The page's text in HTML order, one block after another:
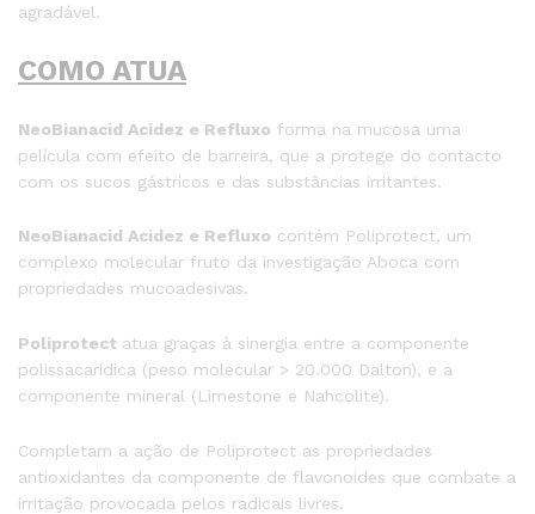
agradável.
COMO ATUA
NeoBianacid Acidez e Refluxo forma na mucosa uma
película com efeito de barreira, que a protege do contacto
com os sucos gástricos e das substâncias irritantes.
NeoBianacid Acidez e Refluxo contém Poliprotect, um
complexo molecular fruto da investigação Aboca com
propriedades mucoadesivas.
Poliprotect atua graças à sinergia entre a componente
polissacarídica (peso molecular > 20.000 Dalton), e a
componente mineral (Limestone e Nahcolite).
Completam a ação de Poliprotect as propriedades
antioxidantes da componente de flavonoides que combate a
irritação provocada pelos radicais livres.